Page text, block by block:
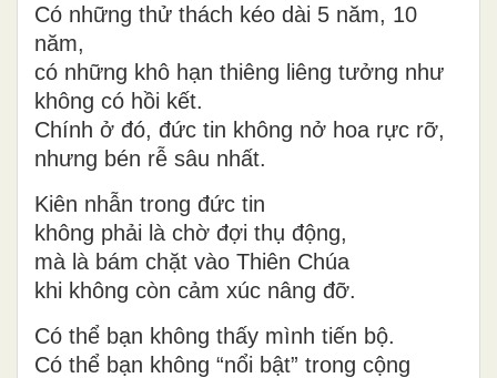
Có những thử thách kéo dài 5 năm, 10
năm,
có những khô hạn thiêng liêng tưởng như
không có hồi kết.
Chính ở đó, đức tin không nở hoa rực rỡ,
nhưng bén rễ sâu nhất.
Kiên nhẫn trong đức tin
không phải là chờ đợi thụ động,
mà là bám chặt vào Thiên Chúa
khi không còn cảm xúc nâng đỡ.
Có thể bạn không thấy mình tiến bộ.
Có thể bạn không “nổi bật” trong cộng